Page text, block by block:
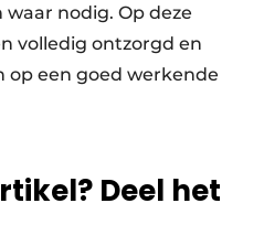
nodig. Op deze
volledig ontzorgd en
op een goed werkende
Deel het